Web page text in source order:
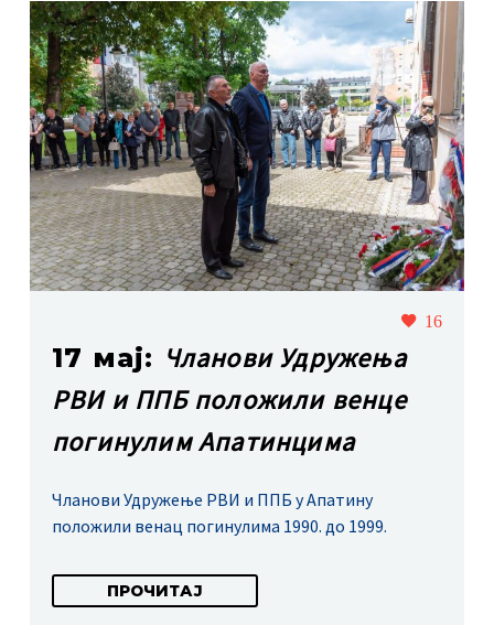
16
17 мај: Чланови Удружења
РВИ и ППБ положили венце
погинулим Апатинцима
Чланови Удружење РВИ и ППБ у Апатину
положили венац погинулима 1990. до 1999.
ПРОЧИТАЈ